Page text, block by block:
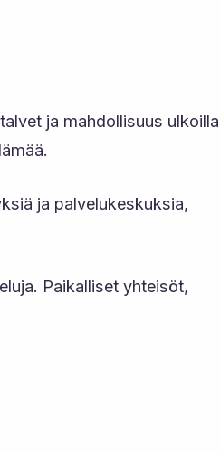
ja mahdollisuus ulkoilla
ja palvelukeskuksia,
Paikalliset yhteisöt,